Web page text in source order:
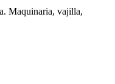
Maquinaria, vajilla,